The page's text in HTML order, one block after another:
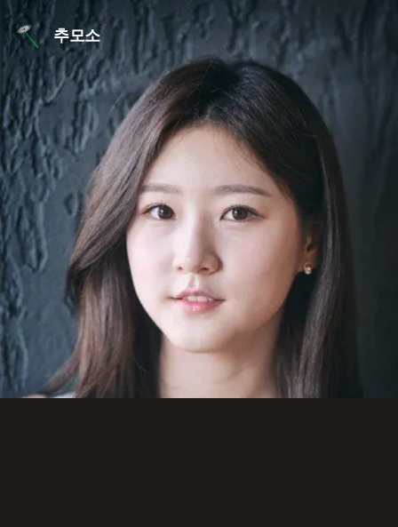
본문 바로가기
추모소